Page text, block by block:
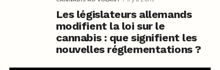
Les législateurs allemands
modifient la loi sur le
cannabis : que signifient les
nouvelles réglementations ?